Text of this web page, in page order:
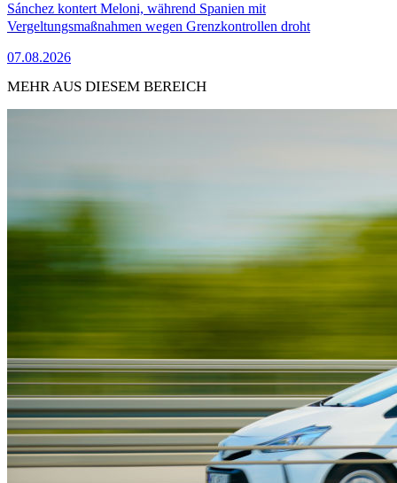
Sánchez kontert Meloni, während Spanien mit
Vergeltungsmaßnahmen wegen Grenzkontrollen droht
07.08.2026
MEHR AUS DIESEM BEREICH